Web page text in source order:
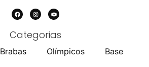
Categorias
Brabas Olímpicos Base